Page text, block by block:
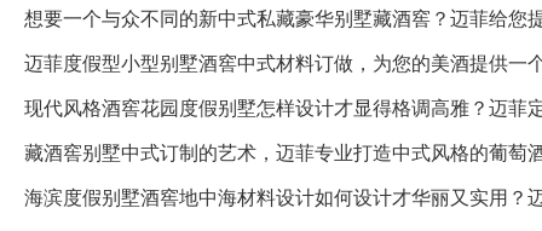
拣选四川省金牛区迈菲酒柜酒
加光彩！
有帮助(435) 分享
想要一个与众不同的新中式私藏豪华别墅藏酒窖？迈菲给您
迈菲度假型小型别墅酒窖中式材料订做，为您的美酒提供一
藏酒窖别墅中式订制的艺术，迈菲专业打造中式风格的葡萄
海滨度假别墅酒窖地中海材料设计如何设计才华丽又实用？